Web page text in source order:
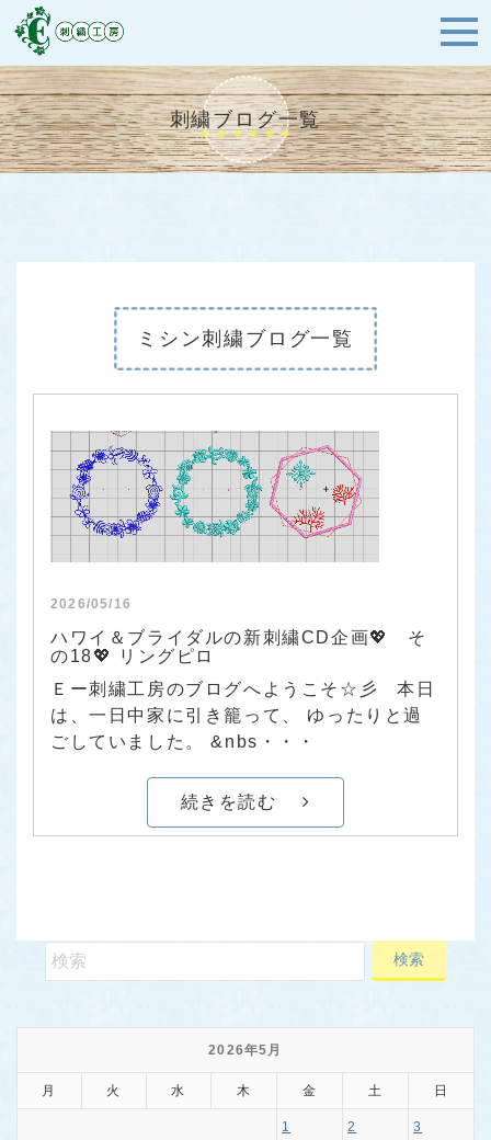
刺繍ブログ一覧
ミシン刺繍ブログ一覧
2026/05/16
ハワイ＆ブライダルの新刺繍CD企画💖 そ
の18💖 リングピロ
Ｅー刺繍工房のブログへようこそ☆彡 本日
は、一日中家に引き籠って、 ゆったりと過
ごしていました。 &nbs・・・
続きを読む
2026年5月
月 火 水 木 金 土 日
1 2 3